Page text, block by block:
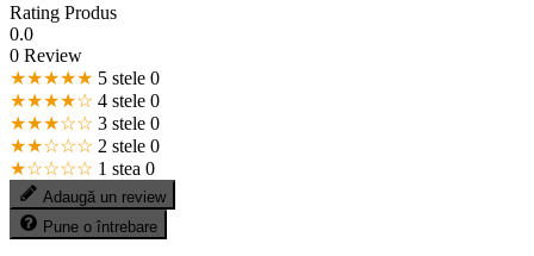
Rating Produs
0.0
0 Review
★★★★★ 5 stele 0
★★★★☆ 4 stele 0
★★★☆☆ 3 stele 0
★★☆☆☆ 2 stele 0
★☆☆☆☆ 1 stea 0
Adaugă un review
Pune o întrebare